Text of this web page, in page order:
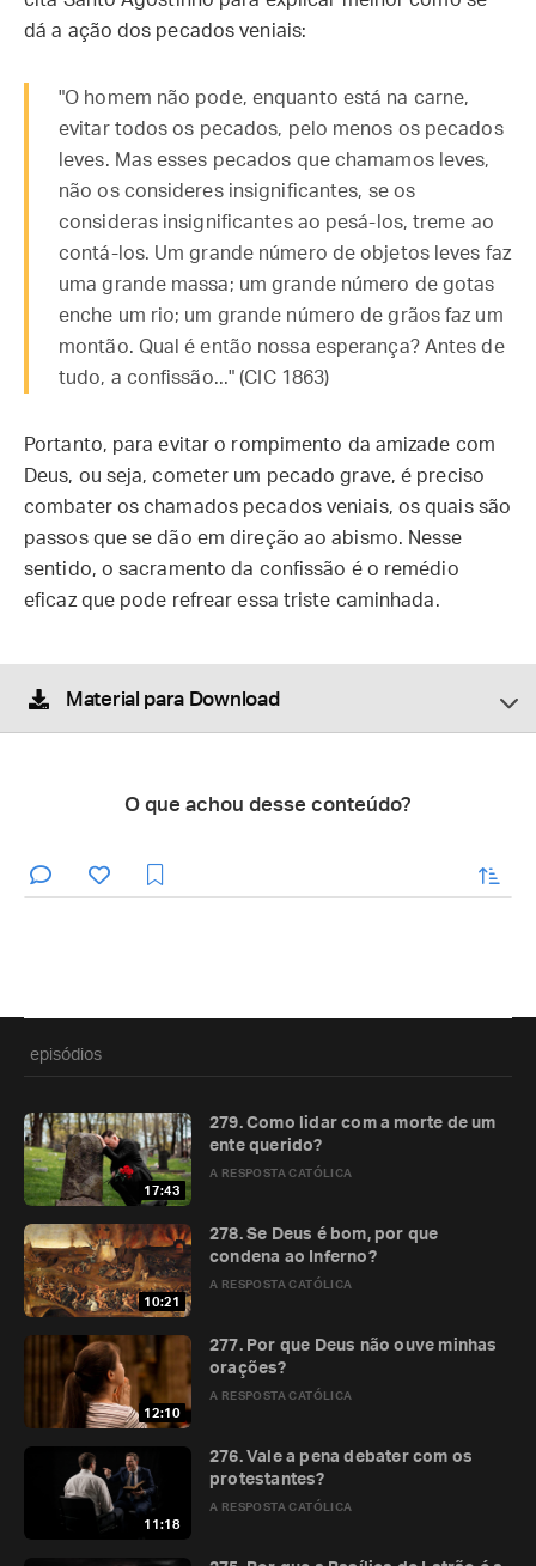
dá a ação dos pecados veniais:
"O homem não pode, enquanto está na carne,
evitar todos os pecados, pelo menos os pecados
leves. Mas esses pecados que chamamos leves,
não os consideres insignificantes, se os
consideras insignificantes ao pesá-los, treme ao
contá-los. Um grande número de objetos leves faz
uma grande massa; um grande número de gotas
enche um rio; um grande número de grãos faz um
montão. Qual é então nossa esperança? Antes de
tudo, a confissão..." (CIC 1863)
Portanto, para evitar o rompimento da amizade com
Deus, ou seja, cometer um pecado grave, é preciso
combater os chamados pecados veniais, os quais são
passos que se dão em direção ao abismo. Nesse
sentido, o sacramento da confissão é o remédio
eficaz que pode refrear essa triste caminhada.
Material para Download
O que achou desse conteúdo?
enviar
episódios
17:43
A RESPOSTA CATÓLICA
279. Como lidar com a morte de um
ente querido?
10:21
A RESPOSTA CATÓLICA
278. Se Deus é bom, por que
condena ao Inferno?
12:10
A RESPOSTA CATÓLICA
277. Por que Deus não ouve minhas
orações?
11:18
A RESPOSTA CATÓLICA
276. Vale a pena debater com os
protestantes?